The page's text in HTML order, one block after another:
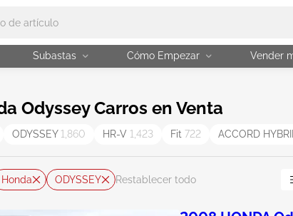
Subastas Cómo Empezar Vender
Odyssey Carros en Venta
ODYSSEY 1,860 HR-V 1,423 Fit 722 ACCORD
Honda ODYSSEY Restablecer todo